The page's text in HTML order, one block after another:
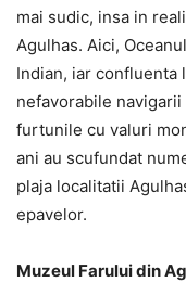
mai sudic, insa in
Agulhas. Aici,
Indian, iar confluenta
nefavorabile
furtunile cu valuri
ani au scufundat
plaja localitatii
epavelor.
Muzeul Farului din